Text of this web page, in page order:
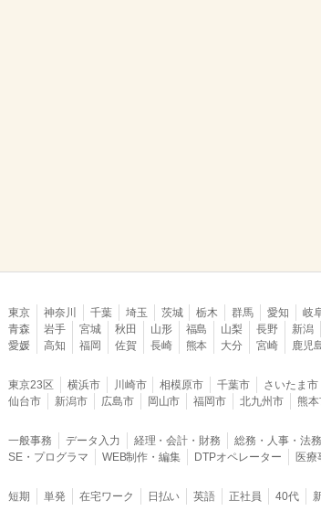
東京 神奈川 千葉 埼玉 茨城 栃木 群馬 愛知 岐
青森
岩手 宮城 秋田 山形 福島 山梨 長野 新潟
愛媛
高知 福岡 佐賀 長崎 熊本 大分 宮崎 鹿児
東京23区 横浜市 川崎市 相模原市 千葉市 さいたま市
仙台市
新潟市 広島市 岡山市 福岡市 北九州市 熊
一般事務 データ入力 経理・会計・財務 総務・人事・法務
SE・プログラマ
WEB制作・編集 DTPオペレーター 医療
短期 単発 在宅ワーク 日払い 英語 正社員 40代